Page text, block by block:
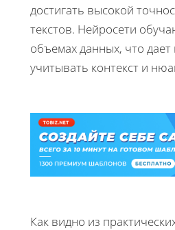
достигать высокой
текстов. Нейросети
объемах данных, что
учитывать контекст и
Как видно из